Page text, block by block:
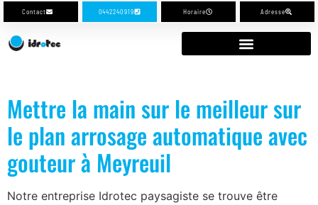
Contact 0442240919 Horaire Adresse
Mettre la main sur le meilleur sur
le plan arrosage automatique avec
gouteur à Meyreuil
Notre entreprise Idrotec paysagiste se trouve être